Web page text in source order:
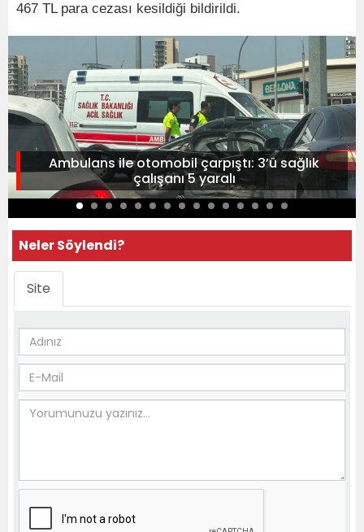
467 TL para cezası kesildiği bildirildi.
Ambulans ile otomobil çarpıştı: 3’ü sağlık
çalışanı 5 yaralı
Neler Söylendi?
Site